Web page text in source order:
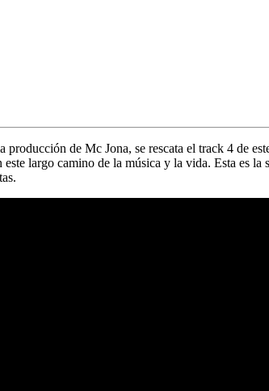
producción de Mc Jona, se rescata el track 4 de
este largo camino de la música y la vida. Esta es